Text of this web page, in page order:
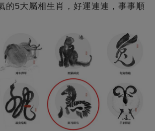
的5大屬相生肖，好運連連，事事順